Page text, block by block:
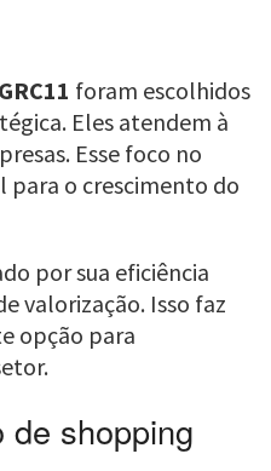
foram escolhidos
Eles atendem à
Esse foco no
para o crescimento do
por sua eficiência
valorização. Isso faz
opção para
de shopping